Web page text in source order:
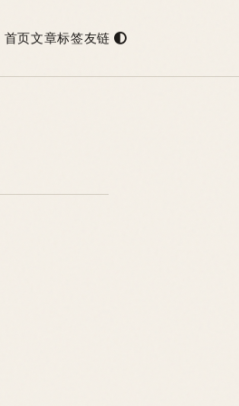
首页文章标签友链